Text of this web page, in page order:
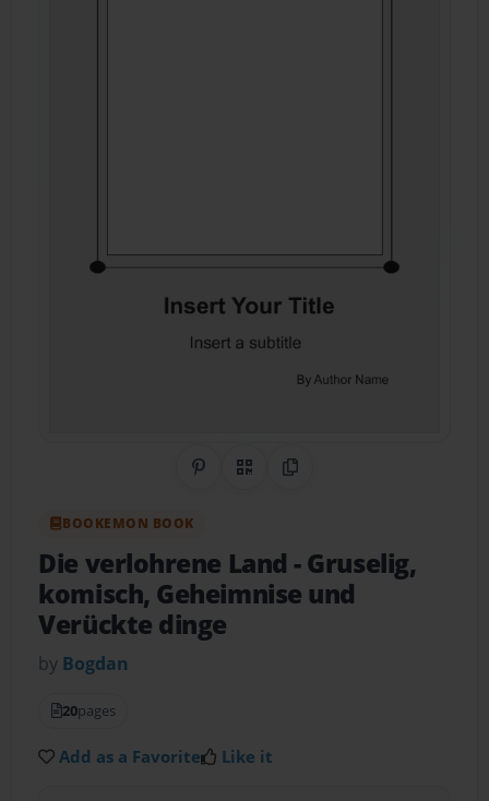
Share on Pinterest
QR CodeCopy Link
BOOKEMON BOOK
Die verlohrene Land- Gruselig,
komisch, Geheimnise und
Verückte dinge
by Bogdan
20pages
Add as a Favorite Like it